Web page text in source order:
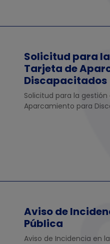
Solicitud para
Tarjeta de
Discapacitados
Solicitud para la
Aparcamiento para
Aviso de
Pública
Aviso de Incidencia en